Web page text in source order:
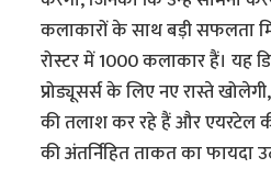
कलाकारों के साथ बड़ी सफलता
रोस्टर में 1000 कलाकार हैं। यह
प्रोड्यूसर्स के लिए नए रास्ते
की तलाश कर रहे हैं और एयरटेल
की अंतर्निहित ताकत का फायदा